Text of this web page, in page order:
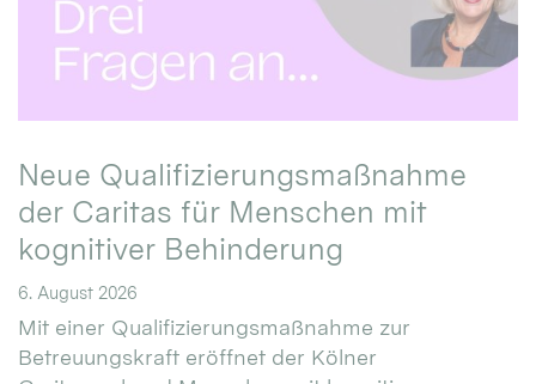
Neue Qualifizierungsmaßnahme
der Caritas für Menschen mit
kognitiver Behinderung
6. August 2026
Mit einer Qualifizierungsmaßnahme zur
Betreuungskraft eröffnet der Kölner